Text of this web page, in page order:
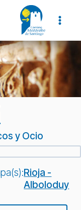
y Ocio
Rioja -
Alboloduy